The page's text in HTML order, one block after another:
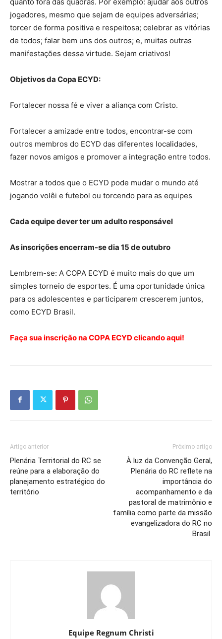
jogadores, mesmo que sejam de equipes adversárias;
torcer de forma positiva e respeitosa; celebrar as vitórias
de todos; falar bem uns dos outros; e, muitas outras
manifestações dessa virtude. Sejam criativos!
Objetivos da Copa ECYD:
Fortalecer nossa fé e viver a aliança com Cristo.
Fortalecer a amizade entre todos, encontrar-se com
outros membros do ECYD das diferentes localidades,
fazer novos amigos e promover a integração entre todos.
Mostrar a todos que o ECYD pode mudar o mundo até
jogando volêi e futebol ou torcendo para as equipes
Cada equipe dever ter um adulto responsável
As inscrições encerram-se dia 15 de outubro
Lembrem-se: A COPA ECYD é muito mais do que um
simples torneio de esportes. É uma oportunidade única
para os adolescentes e participarem crescerem juntos,
como ECYD Brasil.
Faça sua inscrição na COPA ECYD clicando aqui!
Artigo anterior
Plenária Territorial do RC se
reúne para a elaboração do
planejamento estratégico do
território
Próximo artigo
À luz da Convenção Geral,
Plenária do RC reflete na
importância do
acompanhamento e da
pastoral de matrimônio e
família como parte da missão
evangelizadora do RC no
Brasil
Equipe Regnum Christi